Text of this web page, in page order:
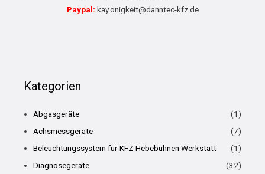
Paypal: kay.onigkeit@danntec-kfz.de
Kategorien
Abgasgeräte
(1)
Achsmessgeräte
(7)
Beleuchtungssystem für KFZ Hebebühnen Werkstatt
(1)
Diagnosegeräte
(32)